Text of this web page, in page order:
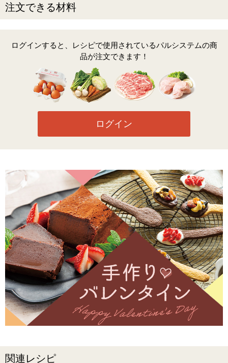
注文できる材料
ログインすると、レシピで使用されているパルシステムの商
品が注文できます！
ログイン
関連レシピ